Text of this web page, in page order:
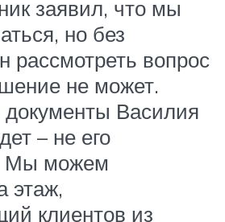
заявил, что мы
но без
рассмотреть вопрос
не может.
Василия
– не его
Мы можем
этаж,
клиентов из